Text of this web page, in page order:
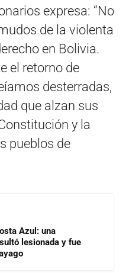
expresa: “No
de la violenta
en Bolivia.
el retorno de
desterradas,
que alzan sus
y la
pueblos de
Azul: una
lesionada y fue